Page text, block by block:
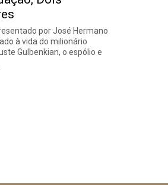
por José Hermano
à vida do milionário
Gulbenkian, o espólio e